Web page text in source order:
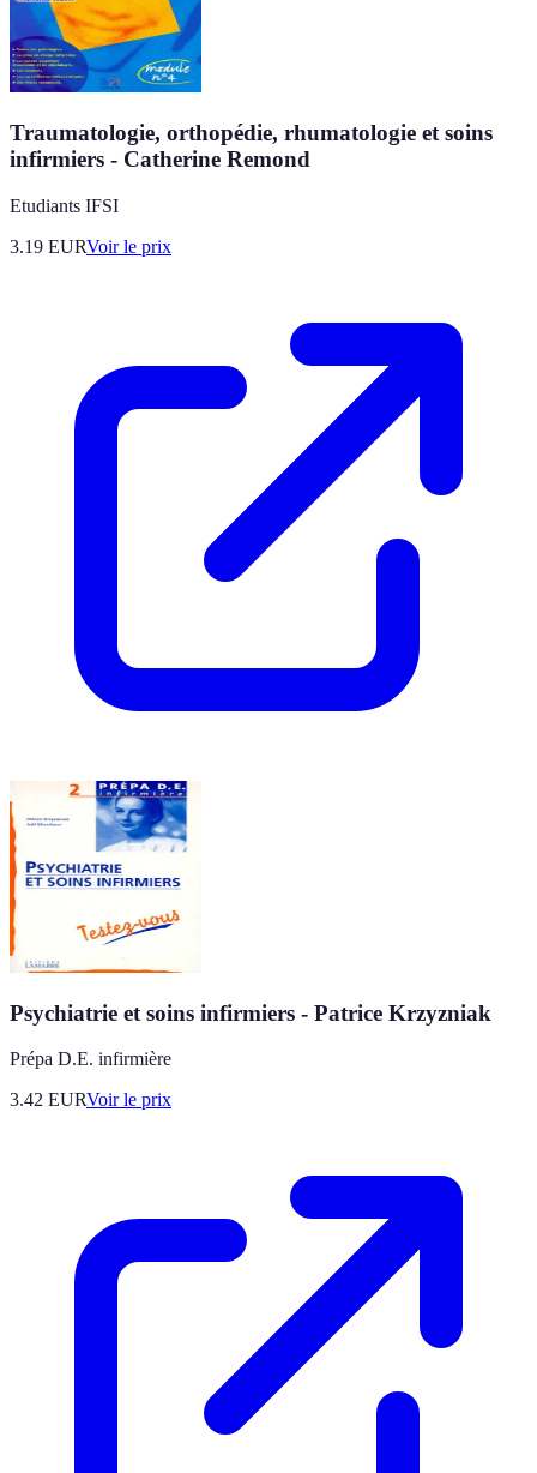
Traumatologie, orthopédie, rhumatologie et soins
infirmiers - Catherine Remond
Etudiants IFSI
3.19 EURVoir le prix
Psychiatrie et soins infirmiers - Patrice Krzyzniak
Prépa D.E. infirmière
3.42 EURVoir le prix